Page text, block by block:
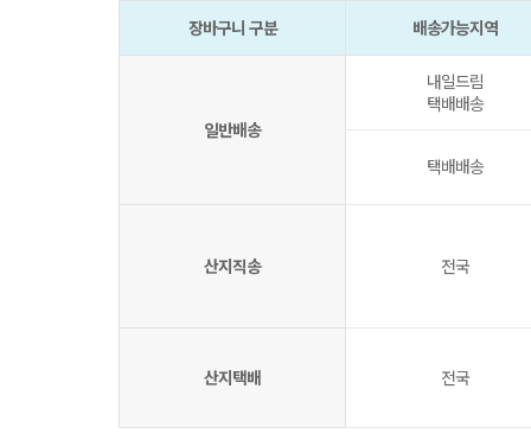
장바구니 구분 배송가능지역
일반배송
내일드림
택배배송
택배배송
산지직송 전국
산지택배 전국